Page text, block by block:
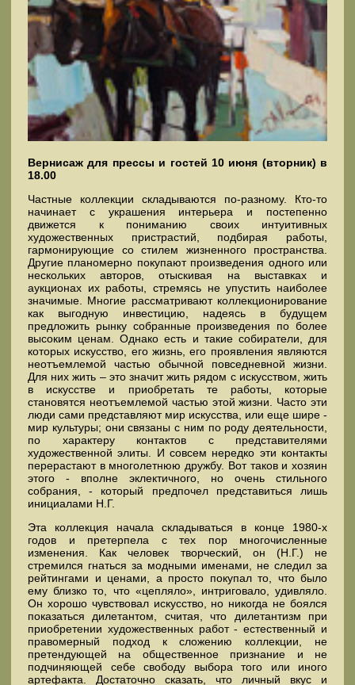
Вернисаж для прессы и гостей 10 июня (вторник) в
18.00
Частные коллекции складываются по-разному. Кто-то
начинает с украшения интерьера и постепенно
движется к пониманию своих интуитивных
художественных пристрастий, подбирая работы,
гармонирующие со стилем жизненного пространства.
Другие планомерно покупают произведения одного или
нескольких авторов, отыскивая на выставках и
аукционах их работы, стремясь не упустить наиболее
значимые. Многие рассматривают коллекционирование
как выгодную инвестицию, надеясь в будущем
предложить рынку собранные произведения по более
высоким ценам. Однако есть и такие собиратели, для
которых искусство, его жизнь, его проявления являются
неотъемлемой частью обычной повседневной жизни.
Для них жить – это значит жить рядом с искусством, жить
в искусстве и приобретать те работы, которые
становятся неотъемлемой частью этой жизни. Часто эти
люди сами представляют мир искусства, или еще шире -
мир культуры; они связаны с ним по роду деятельности,
по характеру контактов с представителями
художественной элиты. И совсем нередко эти контакты
перерастают в многолетнюю дружбу. Вот таков и хозяин
этого - вполне эклектичного, но очень стильного
собрания, - который предпочел представиться лишь
инициалами Н.Г.
Эта коллекция начала складываться в конце 1980-х
годов и претерпела с тех пор многочисленные
изменения. Как человек творческий, он (Н.Г.) не
стремился гнаться за модными именами, не следил за
рейтингами и ценами, а просто покупал то, что было
ему близко то, что «цепляло», интриговало, удивляло.
Он хорошо чувствовал искусство, но никогда не боялся
показаться дилетантом, считая, что дилетантизм при
приобретении художественных работ - естественный и
правомерный подход к сложению коллекции, не
претендующей на общественное признание и не
подчиняющей себе свободу выбора того или иного
артефакта. Достаточно сказать, что личный вкус и